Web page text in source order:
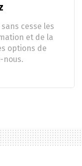
cesse les
et de la
options de
nous.